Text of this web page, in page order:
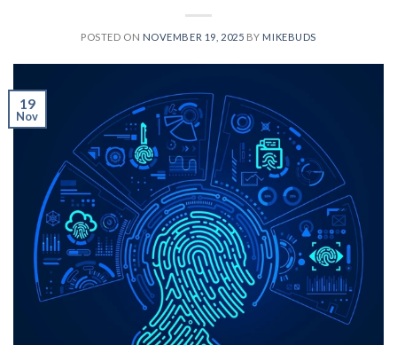
POSTED ON NOVEMBER 19, 2025 BY MIKEBUDS
19
Nov